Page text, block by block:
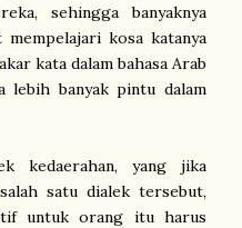
sehingga banyaknya
kosa katanya
kata dalam bahasa Arab
lebih banyak pintu dalam
kedaerahan, yang jika
satu dialek tersebut,
untuk orang itu harus